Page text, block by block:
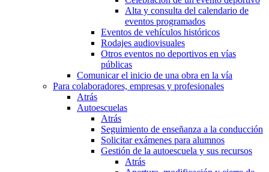
Alta y consulta del calendario de
eventos programados
Eventos de vehículos históricos
Rodajes audiovisuales
Otros eventos no deportivos en vías
públicas
Comunicar el inicio de una obra en la vía
Para colaboradores, empresas y profesionales
Atrás
Autoescuelas
Atrás
Seguimiento de enseñanza a la conducción
Solicitar exámenes para alumnos
Gestión de la autoescuela y sus recursos
Atrás